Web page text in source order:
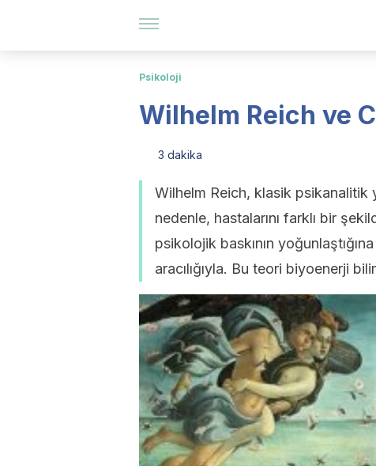
Psikoloji
Wilhelm Reich ve
3 dakika
Wilhelm Reich, klasik psikanalitik
nedenle, hastalarını farklı bir
psikolojik baskının
aracılığıyla. Bu teori biyoenerji